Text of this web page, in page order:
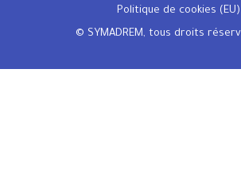
Politique de cookies (EU)
© SYMADREM, tous droits